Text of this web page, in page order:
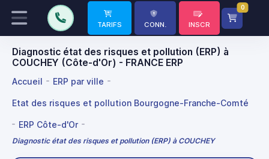
TARIFS CONN. INSCR
0
Diagnostic état des risques et pollution (ERP) à
COUCHEY (Côte-d'Or) - FRANCE ERP
Accueil ERP par ville
Etat des risques et pollution Bourgogne-Franche-Comté
ERP Côte-d'Or
Diagnostic état des risques et pollution (ERP) à COUCHEY